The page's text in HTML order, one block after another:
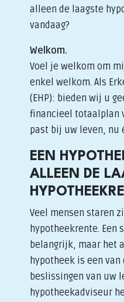
alleen de laagste
vandaag?
Welkom.
Voel je welkom om
enkel welkom. Als
(EHP): bieden wij u
financieel totaalplan
past bij uw leven, nu
EEN
ALLEEN DE
Veel mensen staren
hypotheekrente. Een
belangrijk, maar het
hypotheek is een
beslissingen van uw
hypotheekadviseur